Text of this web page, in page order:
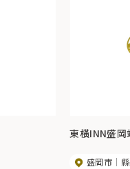
東橫INN盛岡
盛岡市